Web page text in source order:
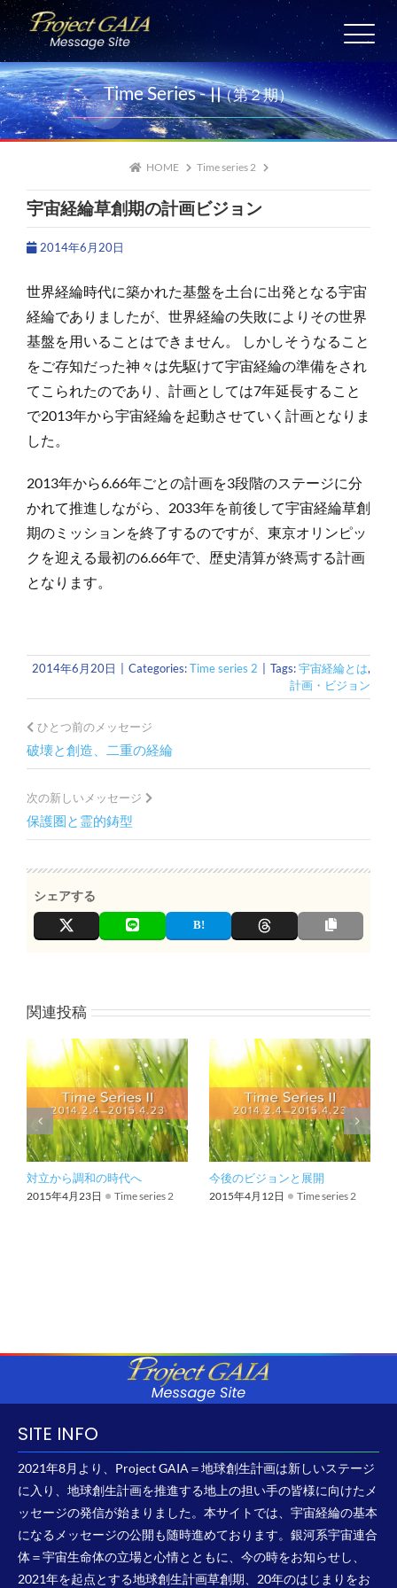
Skip
to
content
HOME
愛の警鐘
日々の祈り
宇宙サテライト
メッセージ保存版
Time Series -Ⅱ（第２期）
HOME Time series 2
宇宙経綸草創期の計画ビジョン
2014年6月20日
世界経綸時代に築かれた基盤を土台に出発となる宇宙
経綸でありましたが、世界経綸の失敗によりその世界
基盤を用いることはできません。
しかしそうなること
をご存知だった神々は先駆けて宇宙経綸の準備をされ
てこられたのであり、計画としては7年延長すること
で2013年から宇宙経綸を起動させていく計画となりま
した。
2013年から6.66年ごとの計画を3段階のステージに分
かれて推進しながら、2033年を前後して宇宙経綸草創
期のミッションを終了するのですが、東京オリンピッ
クを迎える最初の6.66年で、歴史清算が終焉する計画
となります。
2014年6月20日 Categories:Time series 2 Tags:宇宙経綸とは,
計画・ビジョン
ひとつ前のメッセージ
破壊と創造、二重の経綸
次の新しいメッセージ
保護圏と霊的鋳型
シェアする
関連投稿
対立から調和の時代へ
2015年4月23日 Time series 2
今後のビジョンと展開
2015年4月12日 Time series 2
SITE INFO
2021年8月より、Project GAIA＝地球創生計画は新しいステージ
に入り、地球創生計画を推進する地上の担い手の皆様に向けたメ
ッセージの発信が始まりました。本サイトでは、宇宙経綸の基本
になるメッセージの公開も随時進めております。銀河系宇宙連合
体＝宇宙生命体の立場と心情とともに、今の時をお知らせし、
2021年を起点とする地球創生計画草創期、20年のはじまりをお